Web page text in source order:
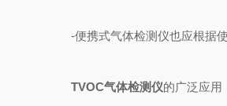
-便携式气体检测仪也应根据使
TVOC气体检测仪的广泛应用